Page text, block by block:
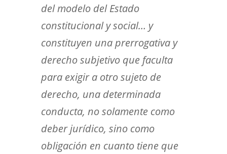
del modelo del Estado
constitucional y social… y
constituyen una prerrogativa y
derecho subjetivo que faculta
para exigir a otro sujeto de
derecho, una determinada
conducta, no solamente como
deber jurídico, sino como
obligación en cuanto tiene que